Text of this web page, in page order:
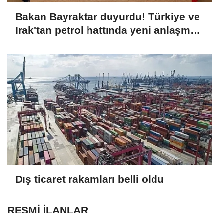
Bakan Bayraktar duyurdu! Türkiye ve
Irak'tan petrol hattında yeni anlaşma
Dış ticaret rakamları belli oldu
RESMİ İLANLAR